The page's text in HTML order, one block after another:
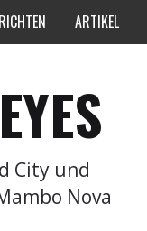
ARTIKEL
City und
Nova